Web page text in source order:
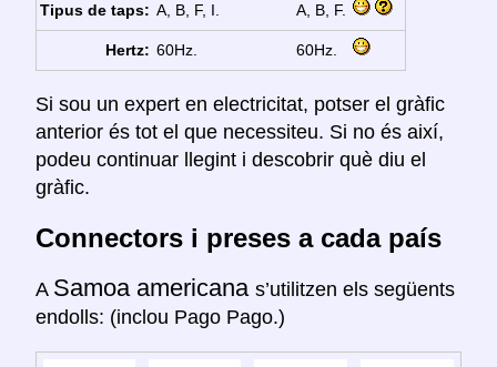
Tipus de taps: A, B, F, I. A, B, F.
Hertz: 60Hz. 60Hz.
Si sou un expert en electricitat, potser el gràfic
anterior és tot el que necessiteu. Si no és així,
podeu continuar llegint i descobrir què diu el
gràfic.
Connectors i preses a cada país
A Samoa americana s’utilitzen els següents
endolls: (inclou Pago Pago.)